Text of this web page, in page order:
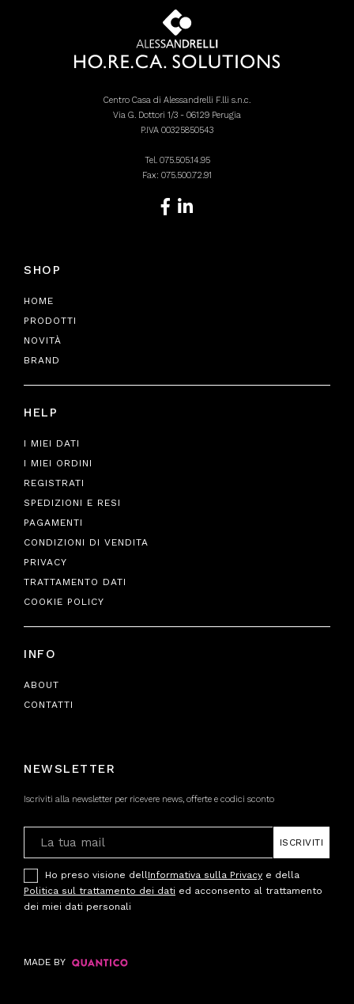
Centro Casa di Alessandrelli F.lli s.n.c.
Via G. Dottori 1/3 - 06129 Perugia
P.IVA 00325850543
Tel. 075.505.14.95
Fax: 075.500.72.91
SHOP
HOME
PRODOTTI
NOVITÀ
BRAND
HELP
I MIEI DATI
I MIEI ORDINI
REGISTRATI
SPEDIZIONI E RESI
PAGAMENTI
CONDIZIONI DI VENDITA
PRIVACY
TRATTAMENTO DATI
COOKIE POLICY
INFO
ABOUT
CONTATTI
NEWSLETTER
Iscriviti alla newsletter per ricevere news, offerte e codici sconto
ISCRIVITI
Ho preso visione dell Informativa sulla Privacy e della
Politica sul trattamento dei dati ed acconsento al trattamento
dei miei dati personali
MADE BY